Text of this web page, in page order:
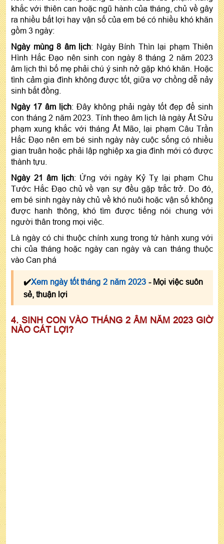
khắc với thiên can hoặc ngũ hành của tháng, chủ về gây
ra nhiều bất lợi hay vận số của em bé có nhiều khó khăn
gồm 3 ngày:
Ngày mùng 8 âm lịch: Ngày Bính Thìn lại phạm Thiên
Hình Hắc Đạo nên sinh con ngày 8 tháng 2 năm 2023
âm lịch thì bố mẹ phải chú ý sinh nở gặp khó khăn. Hoặc
tình cảm gia đình không được tốt, giữa vợ chồng dễ nảy
sinh bất đồng.
Ngày 17 âm lịch: Đây không phải ngày tốt đẹp để sinh
con tháng 2 năm 2023. Tính theo âm lịch là ngày Ất Sửu
phạm xung khắc với tháng Ất Mão, lại phạm Câu Trần
Hắc Đạo nên em bé sinh ngày này cuộc sống có nhiều
gian truân hoặc phải lập nghiệp xa gia đình mới có được
thành tựu.
Ngày 21 âm lịch: Ứng với ngày Kỷ Tỵ lại phạm Chu
Tước Hắc Đạo chủ về vạn sự đều gặp trắc trở. Do đó,
em bé sinh ngày này chủ về khó nuôi hoặc vận số không
được hanh thông, khó tìm được tiếng nói chung với
người thân trong mọi việc.
Là ngày có chi thuộc chính xung trong tứ hành xung với
chi của tháng hoặc ngày can ngày và can tháng thuộc
vào Can phá
✔️Xem ngày tốt tháng 2 năm 2023- Mọi việc suôn
sẻ, thuận lợi
4. SINH CON VÀO THÁNG 2 ÂM NĂM 2023 GIỜ
NÀO CÁT LỢI?